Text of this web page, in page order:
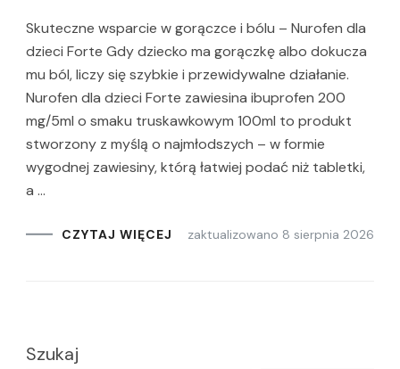
Skuteczne wsparcie w gorączce i bólu – Nurofen dla
dzieci Forte Gdy dziecko ma gorączkę albo dokucza
mu ból, liczy się szybkie i przewidywalne działanie.
Nurofen dla dzieci Forte zawiesina ibuprofen 200
mg/5ml o smaku truskawkowym 100ml to produkt
stworzony z myślą o najmłodszych – w formie
wygodnej zawiesiny, którą łatwiej podać niż tabletki,
a …
CZYTAJ WIĘCEJ zaktualizowano 8 sierpnia 2026
Szukaj